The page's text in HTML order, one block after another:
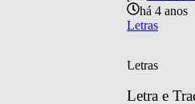
há 4 anos
Letras
Letras
Letra e